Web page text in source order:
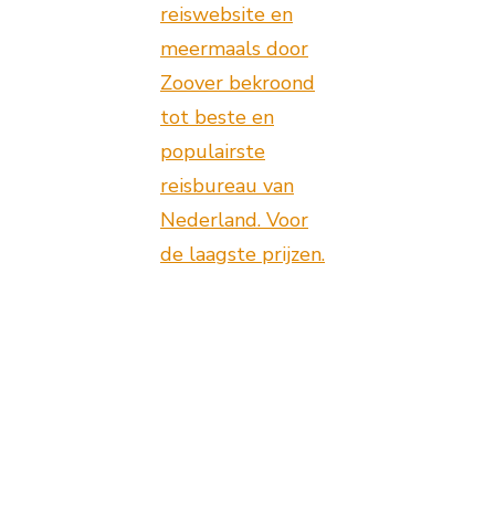
reiswebsite en
meermaals door
Zoover bekroond
tot beste en
populairste
reisbureau van
Nederland. Voor
de laagste prijzen.